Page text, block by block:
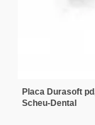
Placa Durasoft
Scheu-Dental